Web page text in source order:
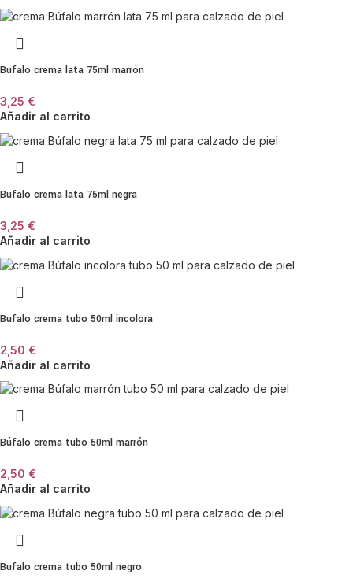
Bufalo crema lata 75ml marrón
3,25 €
Añadir al carrito
Bufalo crema lata 75ml negra
3,25 €
Añadir al carrito
Bufalo crema tubo 50ml incolora
2,50 €
Añadir al carrito
Búfalo crema tubo 50ml marrón
2,50 €
Añadir al carrito
Bufalo crema tubo 50ml negro